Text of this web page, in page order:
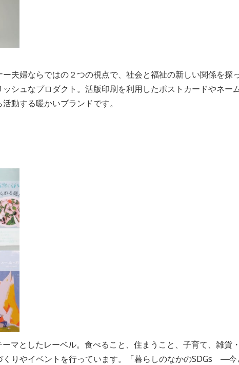
ー夫婦ならではの２つの視点で、社会と福祉の新しい関係を探
シュなプロダクト。活版印刷を利用したポストカードやネー
動する暖かいブランドです。
マとしたレーベル。食べること、住まうこと、子育て、雑貨
くりやイベントを行っています。「暮らしのなかのSDGs ―今